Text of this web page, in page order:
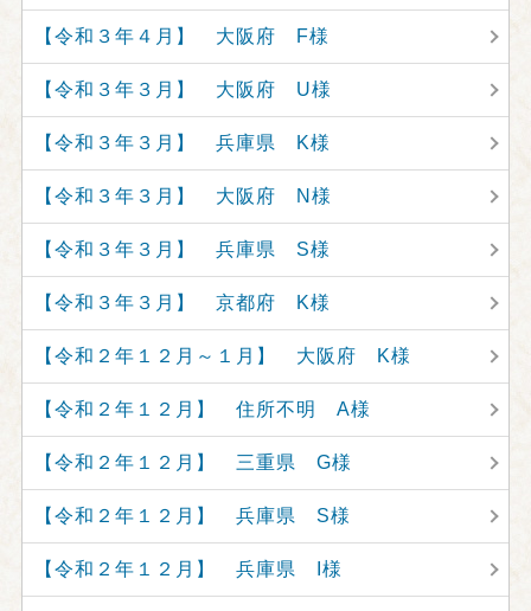
【令和３年４月】 大阪府 F様
【令和３年３月】 大阪府 U様
【令和３年３月】 兵庫県 K様
【令和３年３月】 大阪府 N様
【令和３年３月】 兵庫県 S様
【令和３年３月】 京都府 K様
【令和２年１２月～１月】 大阪府 K様
【令和２年１２月】 住所不明 A様
【令和２年１２月】 三重県 G様
【令和２年１２月】 兵庫県 S様
【令和２年１２月】 兵庫県 I様